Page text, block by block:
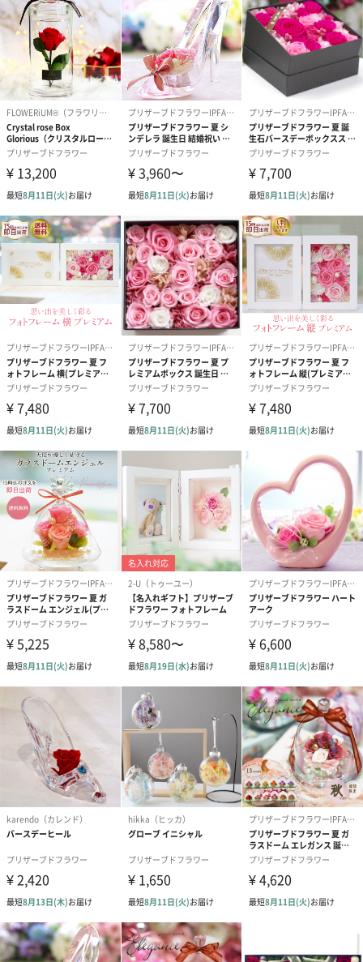
製造国
プリザーブドフラワー（コロンビア・エクアドル・日
本）
アレンジ制作（日本）
商品オプション情報
紙袋
あり（275円）
メッセージカード
フリーメッセージ：30文字までになります。
MerryChristmas（0
円）
HappyAnniversary（0
円）